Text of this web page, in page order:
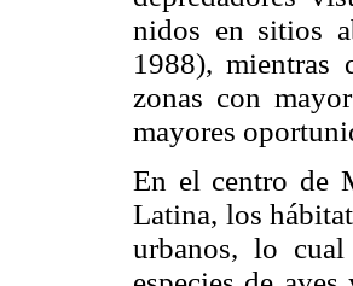
nidos en sitios
1988), mientras
zonas con
mayores
En el centro de
Latina, los
urbanos, lo